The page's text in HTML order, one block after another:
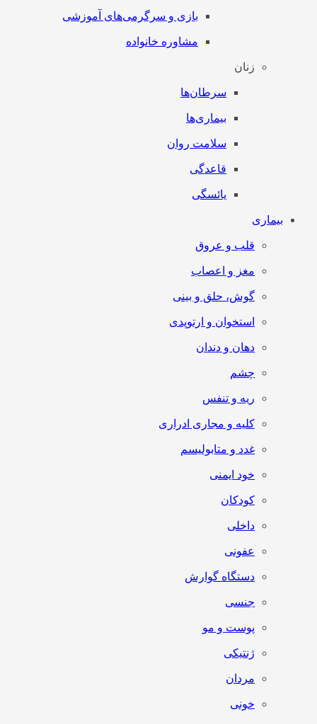
بازی و سرگرمی‌های آموزشی
مشاوره خانواده
زنان
سرطان‌‌ها
بیماری‌ها
سلامت روان
قاعدگی
یائسگی
بیماری
قلب و عروق
مغز و اعصاب
گوش، حلق و بینی
استخوان و ارتوپدی
دهان و دندان
چشم
ریه و تنفس
کلیه و مجاری ادراری
غدد و متابولیسم
خود ایمنی
کودکان
داخلی
عفونی
دستگاه گوارش
جنسی
پوست و مو
ژنتیکی
مردان
خونی